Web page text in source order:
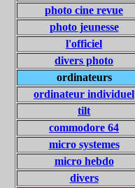
photo cine revue
photo jeunesse
l'officiel
divers photo
ordinateurs
ordinateur individuel
tilt
commodore 64
micro systemes
micro hebdo
divers